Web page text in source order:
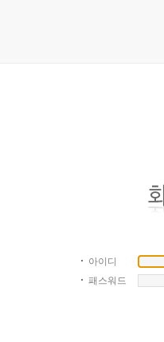
아이디
패스워드